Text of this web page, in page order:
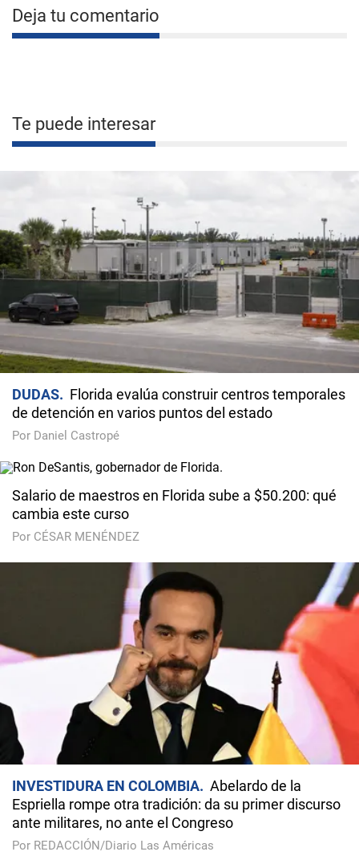
Deja tu comentario
Te puede interesar
DUDAS
Florida evalúa construir centros temporales
de detención en varios puntos del estado
Por Daniel Castropé
Salario de maestros en Florida sube a $50.200: qué
cambia este curso
Por CÉSAR MENÉNDEZ
INVESTIDURA EN COLOMBIA
Abelardo de la
Espriella rompe otra tradición: da su primer discurso
ante militares, no ante el Congreso
Por REDACCIÓN/Diario Las Américas